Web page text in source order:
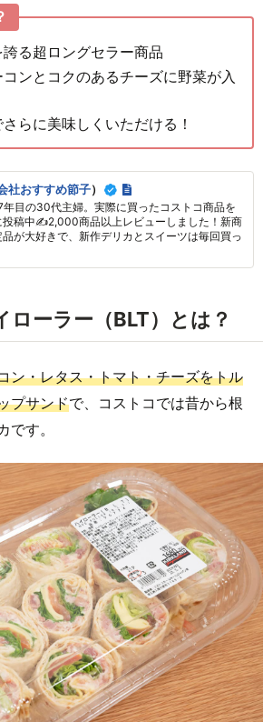
る超ロングセラー商品
ンとコクのあるチーズに野菜が入
らに美味しくいただける！
社おすすめ節子）
年目の30代主婦。実際に買ったコストコ商品を
投稿中✍2,000商品以上レビューしました！新商
が大好きで、新作デリカとスイーツは毎回買っ
ローラー（BLT）とは？
ン・レタス・トマト・チーズをトル
プサンドで、コストコでは昔から根
です。